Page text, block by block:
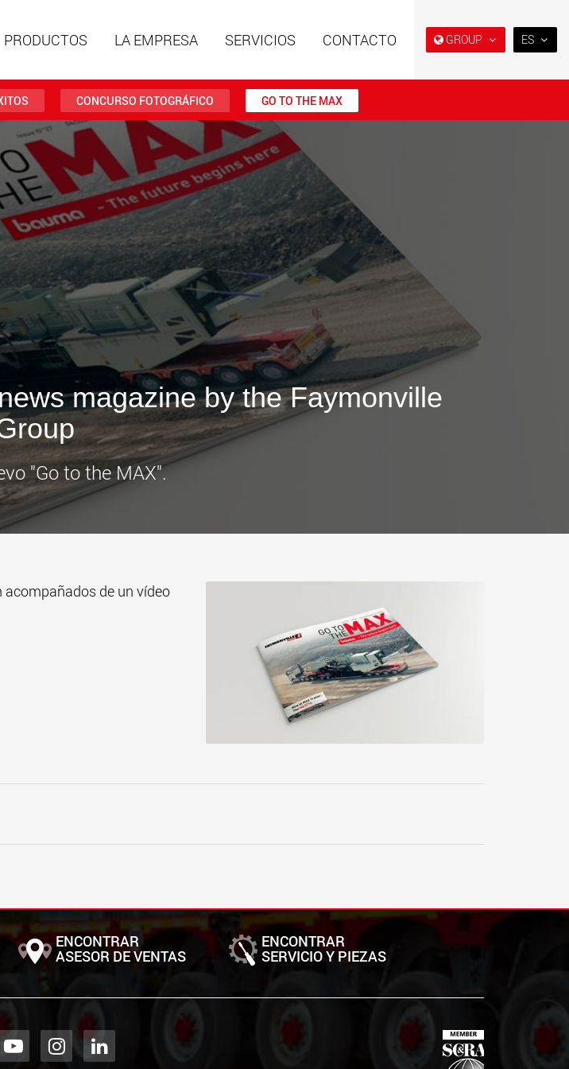
GROUP
Remolques especiales con
estructura modular para
cargas útiles de 15 t a 123 t
www.maxtrailer.eu
Remolques especiales para
cargas útiles desde 20 t
hasta 500 t
www.faymonville.com
Vehículos eléctricos a batería
con capacidades de carga a
partir de 5 t
www.morello.eu.com
Vehículos de transporte
eléctricos para clases de
carga más ligeras en EE. UU
www.morello.us.com
industriales para cargas
útiles de hasta 25.000 t y
www.cometto.com
ES
PRODUCTOS LA EMPRESA SERVICIOS CONTACTO
CONCURSO FOTOGRÁFICO GO TO THE MAX
magazine by the Faymonville
"Go to the MAX".
de un vídeo
ENCONTRAR
ASESOR DE VENTAS
ENCONTRAR
SERVICIO Y PIEZAS